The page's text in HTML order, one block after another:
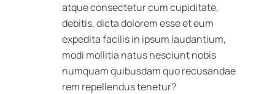
atque consectetur cum cupiditate,
debitis, dicta dolorem esse et eum
expedita facilis in ipsum laudantium,
modi mollitia natus nesciunt nobis
numquam quibusdam quo recusandae
rem repellendus tenetur?